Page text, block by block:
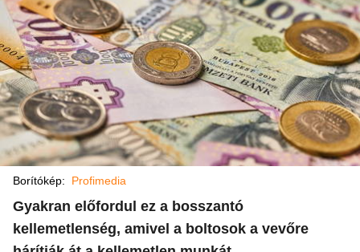
Borítókép: Profimedia
Gyakran előfordul ez a bosszantó
kellemetlenség, amivel a boltosok a vevőre